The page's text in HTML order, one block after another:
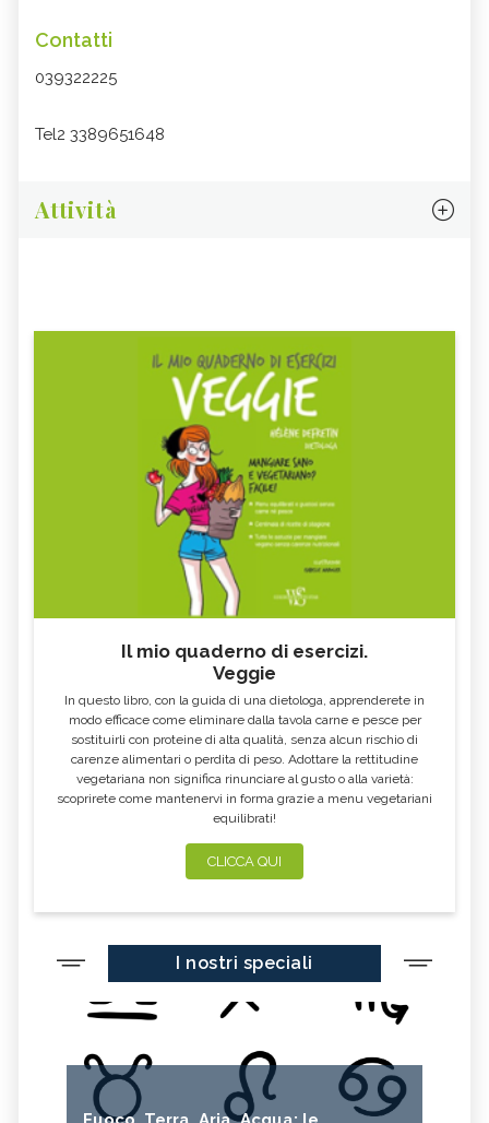
Contatti
039322225
Tel2 3389651648
Attività
Il mio quaderno di esercizi.
Veggie
In questo libro, con la guida di una dietologa, apprenderete in
modo efficace come eliminare dalla tavola carne e pesce per
sostituirli con proteine di alta qualità, senza alcun rischio di
carenze alimentari o perdita di peso. Adottare la rettitudine
vegetariana non significa rinunciare al gusto o alla varietà:
scoprirete come mantenervi in forma grazie a menu vegetariani
equilibrati!
CLICCA QUI
I nostri speciali